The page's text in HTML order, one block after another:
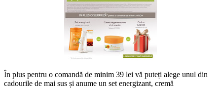
În plus pentru o comandă de minim 39 lei vă puteți alege unul din
cadourile de mai sus și anume un set energizant, cremă